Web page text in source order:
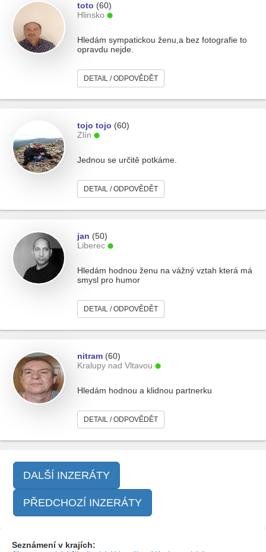
toto (60)
Hlinsko
Hledám sympatickou ženu,a bez fotografie to
opravdu nejde.
DETAIL / ODPOVĚDĚT
tojo tojo (60)
Zlín
Jednou se určitě potkáme.
DETAIL / ODPOVĚDĚT
jan (50)
Liberec
Hledám hodnou ženu na vážný vztah která má
smysl pro humor
DETAIL / ODPOVĚDĚT
nitram (60)
Kralupy nad Vltavou
Hledám hodnou a klidnou partnerku
DETAIL / ODPOVĚDĚT
DALŠÍ INZERÁTY
PŘEDCHOZÍ INZERÁTY
Seznámení v krajích: